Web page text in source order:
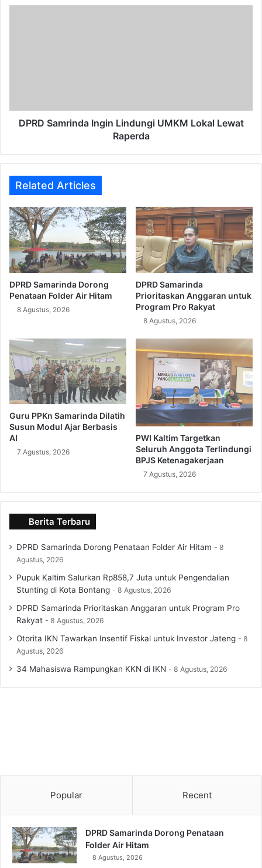
DPRD Samrinda Ingin Lindungi UMKM Lokal Lewat
Raperda
Related Articles
DPRD Samarinda Dorong
Penataan Folder Air Hitam
8 Agustus, 2026
DPRD Samarinda
Prioritaskan Anggaran untuk
Program Pro Rakyat
8 Agustus, 2026
Guru PPKn Samarinda Dilatih
Susun Modul Ajar Berbasis
AI
7 Agustus, 2026
PWI Kaltim Targetkan
Seluruh Anggota Terlindungi
BPJS Ketenagakerjaan
7 Agustus, 2026
Berita Terbaru
DPRD Samarinda Dorong Penataan Folder Air Hitam
8
Agustus, 2026
Pupuk Kaltim Salurkan Rp858,7 Juta untuk Pengendalian
Stunting di Kota Bontang
8 Agustus, 2026
DPRD Samarinda Prioritaskan Anggaran untuk Program Pro
Rakyat
8 Agustus, 2026
Otorita IKN Tawarkan Insentif Fiskal untuk Investor Jateng
8
Agustus, 2026
34 Mahasiswa Rampungkan KKN di IKN 8 Agustus, 2026
Popular Recent
DPRD Samarinda Dorong Penataan
Folder Air Hitam
8 Agustus, 2026